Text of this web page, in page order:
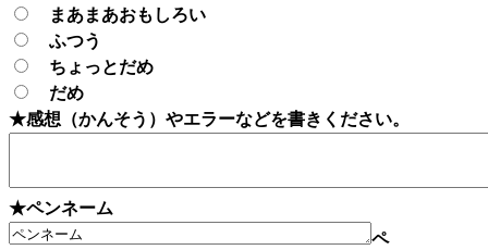
まあまあおもしろい
ふつう
ちょっとだめ
だめ
★感想（かんそう）やエラーなどを書きください。
★ペンネーム
ペ